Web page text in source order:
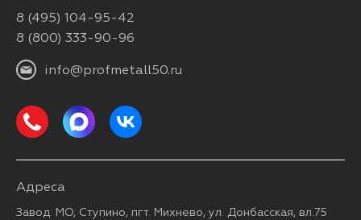
8 (495) 104-95-42
8 (800) 333-90-96
info@profmetall50.ru
Адреса
Завод: МО, Ступино, пгт. Михнево, ул. Донбасская, вл.75